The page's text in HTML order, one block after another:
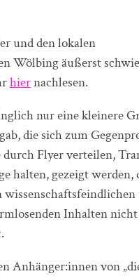
und den lokalen
Wölbing äußerst
hiernachlesen.
nur eine kleinere
die sich zum
Flyer verteilen,
halten, gezeigt werden,
wissenschaftsfeindlichen
Inhalten nicht
Anhänger:innen von